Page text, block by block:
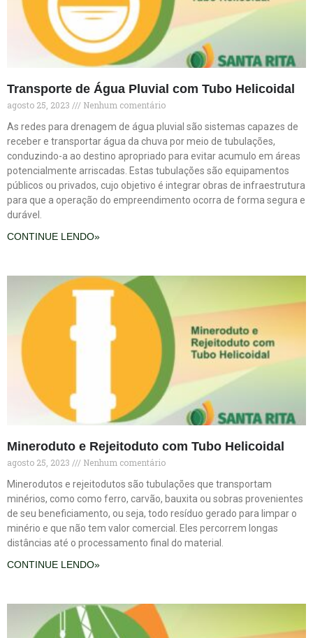
Transporte de Água Pluvial com Tubo Helicoidal
agosto 25, 2023
Nenhum comentário
As redes para drenagem de água pluvial são sistemas capazes de
receber e transportar água da chuva por meio de tubulações,
conduzindo-a ao destino apropriado para evitar acumulo em áreas
potencialmente arriscadas. Estas tubulações são equipamentos
públicos ou privados, cujo objetivo é integrar obras de infraestrutura
para que a operação do empreendimento ocorra de forma segura e
durável.
CONTINUE LENDO»
Mineroduto e Rejeitoduto com Tubo Helicoidal
agosto 25, 2023
Nenhum comentário
Minerodutos e rejeitodutos são tubulações que transportam
minérios, como como ferro, carvão, bauxita ou sobras provenientes
de seu beneficiamento, ou seja, todo resíduo gerado para limpar o
minério e que não tem valor comercial. Eles percorrem longas
distâncias até o processamento final do material.
CONTINUE LENDO»